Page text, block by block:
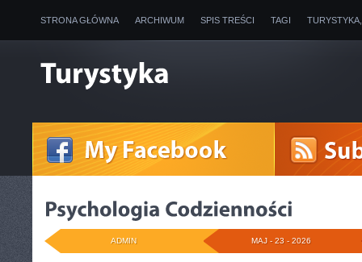
STRONA GŁÓWNA ARCHIWUM SPIS TREŚCI TAGI
MAJ - 23 - 2026
ADMIN